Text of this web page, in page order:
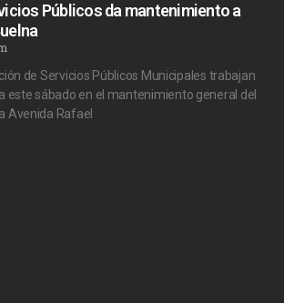
Públicos da mantenimiento a
de Servicios Públicos Municipales trabajan
este sábado en el mantenimiento general del
Avenida Rafael